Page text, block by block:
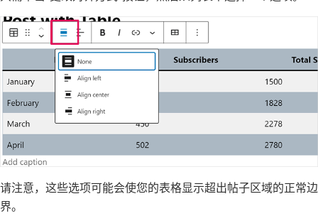
请注意，这些选项可能会使您的表格显示超出帖子区域的正常边
界。